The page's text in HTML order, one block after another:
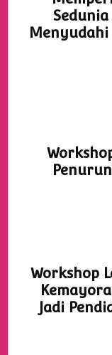
Menyudahi
Workshop
Jadi